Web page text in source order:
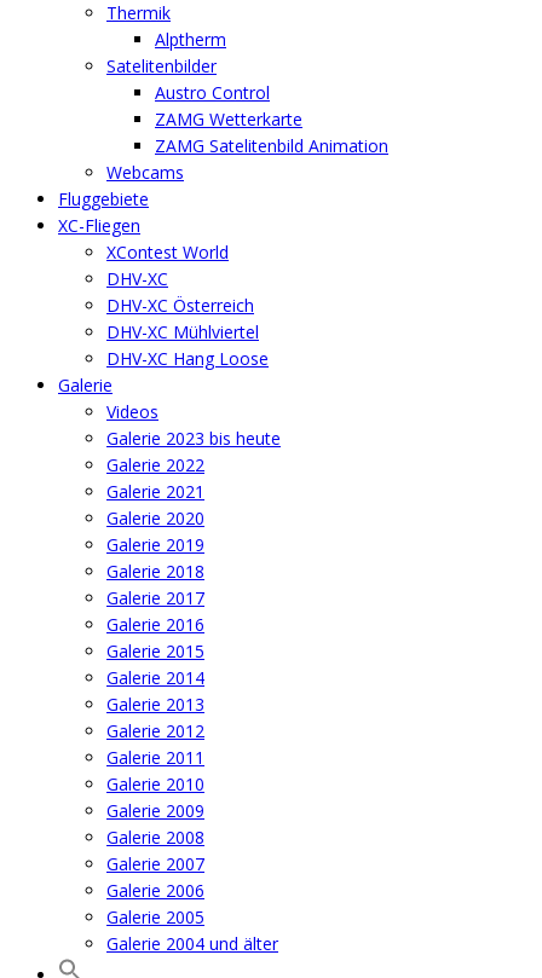
Thermik
Alptherm
Satelitenbilder
Austro Control
ZAMG Wetterkarte
ZAMG Satelitenbild Animation
Webcams
Fluggebiete
XC-Fliegen
XContest World
DHV-XC
DHV-XC Österreich
DHV-XC Mühlviertel
DHV-XC Hang Loose
Galerie
Videos
Galerie 2023 bis heute
Galerie 2022
Galerie 2021
Galerie 2020
Galerie 2019
Galerie 2018
Galerie 2017
Galerie 2016
Galerie 2015
Galerie 2014
Galerie 2013
Galerie 2012
Galerie 2011
Galerie 2010
Galerie 2009
Galerie 2008
Galerie 2007
Galerie 2006
Galerie 2005
Galerie 2004 und älter